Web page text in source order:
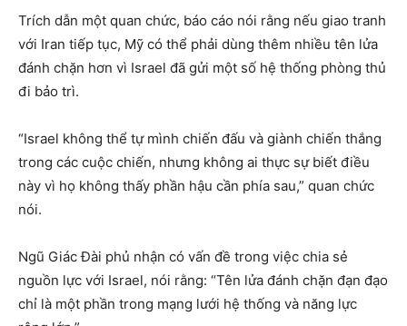
Trích dẫn một quan chức, báo cáo nói rằng nếu giao tranh
với Iran tiếp tục, Mỹ có thể phải dùng thêm nhiều tên lửa
đánh chặn hơn vì Israel đã gửi một số hệ thống phòng thủ
đi bảo trì.
“Israel không thể tự mình chiến đấu và giành chiến thắng
trong các cuộc chiến, nhưng không ai thực sự biết điều
này vì họ không thấy phần hậu cần phía sau,” quan chức
nói.
Ngũ Giác Đài phủ nhận có vấn đề trong việc chia sẻ
nguồn lực với Israel, nói rằng: “Tên lửa đánh chặn đạn đạo
chỉ là một phần trong mạng lưới hệ thống và năng lực